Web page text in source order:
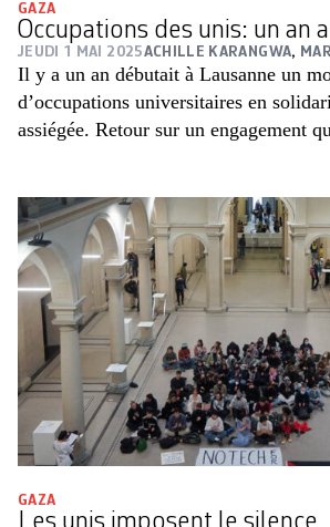
GAZA
Occupations des unis: un an
JEUDI 1 MAI 2025ACHILLE KARANGWA,
Il y a un an débutait à Lausanne un
d’occupations universitaires en
assiégée. Retour sur un engagement
GAZA